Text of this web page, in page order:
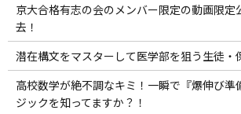
京大合格有志の会のメンバー限定の動画限定
去！
潜在構文をマスターして医学部を狙う生徒・
高校数学が絶不調なキミ！一瞬で『爆伸び準
ジックを知ってますか？！